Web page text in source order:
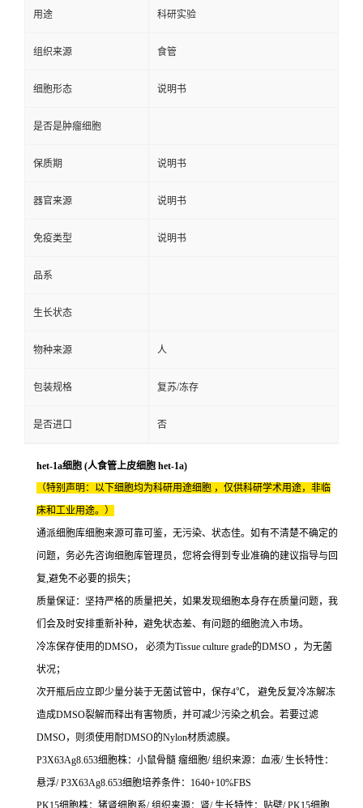
用途 科研实验
组织来源 食管
细胞形态 说明书
是否是肿瘤细胞
保质期 说明书
器官来源 说明书
免疫类型 说明书
品系
生长状态
物种来源 人
包装规格 复苏/冻存
是否进口 否
het-1a细胞 (人食管上皮细胞 het-1a)
（特别声明：以下细胞均为科研用途细胞 ，仅供科研学术用途，非临
床和工业用途。）
通派细胞库细胞来源可靠可鉴，无污染、状态佳。如有不清楚不确定的
问题，务必先咨询细胞库管理员，您将会得到专业准确的建议指导与回
复,避免不必要的损失；
质量保证：坚持严格的质量把关，如果发现细胞本身存在质量问题，我
们会及时安排重新补种，避免状态差、有问题的细胞流入市场。
冷冻保存使用的DMSO， 必须为Tissue culture grade的DMSO ，为无菌
状况；
次开瓶后应立即少量分装于无菌试管中，保存4℃， 避免反复冷冻解冻
造成DMSO裂解而释出有害物质，并可减少污染之机会。若要过滤
DMSO，则须使用耐DMSO的Nylon材质滤膜。
P3X63Ag8.653细胞株：小鼠骨髓 瘤细胞/ 组织来源：血液/ 生长特性：
悬浮/ P3X63Ag8.653细胞培养条件：1640+10%FBS
PK15细胞株：猪肾细胞系/ 组织来源：肾/ 生长特性：贴壁/ PK15细胞